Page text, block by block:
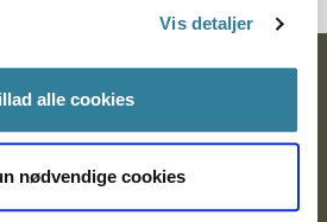
Vis detaljer
alle cookies
nødvendige cookies